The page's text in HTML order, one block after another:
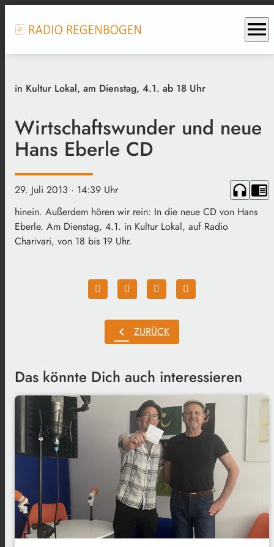
menu
in Kultur Lokal, am Dienstag, 4.1. ab 18 Uhr
Wirtschaftswunder und neue
Hans Eberle CD
29. Juli 2013 · 14:39 Uhr headphones chrome_reader_mode
hinein. Außerdem hören wir rein: In die neue CD von Hans
Eberle. Am Dienstag, 4.1. in Kultur Lokal, auf Radio
Charivari, von 18 bis 19 Uhr.
chevron_left ZURÜCK
Das könnte Dich auch interessieren